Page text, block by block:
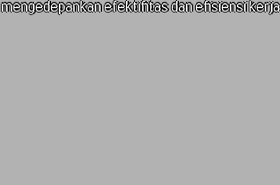
mengedepankan efektifitas dan efisiensi kerja